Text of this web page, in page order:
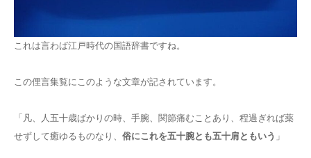
これは言わば江戸時代の国語辞書ですね。
この俚言集覧にこのような文章が記されています。
「凡、人五十歳ばかりの時、手腕、関節痛むことあり、程過ぎれば薬
せずして癒ゆるものなり、 俗にこれを五十腕とも五十肩ともいう 」